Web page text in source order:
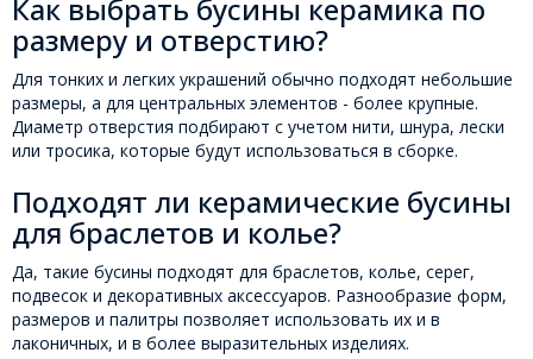
Как выбрать бусины керамика по
размеру и отверстию?
Для тонких и легких украшений обычно подходят небольшие
размеры, а для центральных элементов - более крупные.
Диаметр отверстия подбирают с учетом нити, шнура, лески
или тросика, которые будут использоваться в сборке.
Подходят ли керамические бусины
для браслетов и колье?
Да, такие бусины подходят для браслетов, колье, серег,
подвесок и декоративных аксессуаров. Разнообразие форм,
размеров и палитры позволяет использовать их и в
лаконичных, и в более выразительных изделиях.